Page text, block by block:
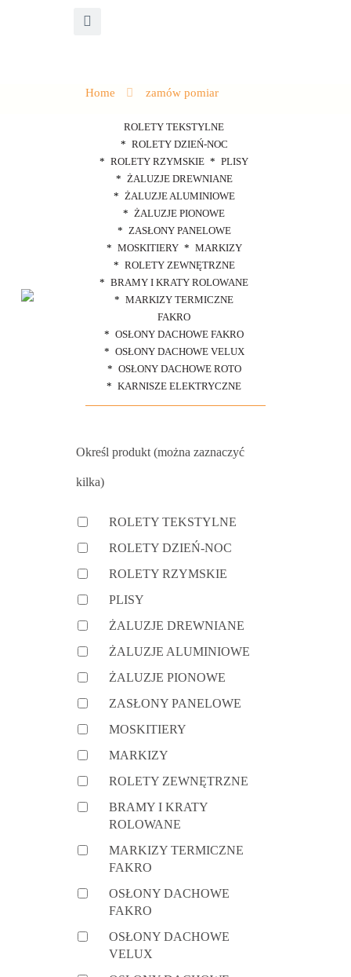
Home zamów pomiar
ROLETY TEKSTYLNE
ROLETY DZIEŃ-NOC
ROLETY RZYMSKIE
PLISY
ŻALUZJE DREWNIANE
ŻALUZJE ALUMINIOWE
ŻALUZJE PIONOWE
ZASŁONY PANELOWE
MOSKITIERY
MARKIZY
ROLETY ZEWNĘTRZNE
BRAMY I KRATY ROLOWANE
MARKIZY TERMICZNE
FAKRO
OSŁONY DACHOWE FAKRO
OSŁONY DACHOWE VELUX
OSŁONY DACHOWE ROTO
KARNISZE ELEKTRYCZNE
Określ produkt (można zaznaczyć
kilka)
ROLETY TEKSTYLNE
ROLETY DZIEŃ-NOC
ROLETY RZYMSKIE
PLISY
ŻALUZJE DREWNIANE
ŻALUZJE ALUMINIOWE
ŻALUZJE PIONOWE
ZASŁONY PANELOWE
MOSKITIERY
MARKIZY
ROLETY ZEWNĘTRZNE
BRAMY I KRATY
ROLOWANE
MARKIZY TERMICZNE
FAKRO
OSŁONY DACHOWE
FAKRO
OSŁONY DACHOWE
VELUX